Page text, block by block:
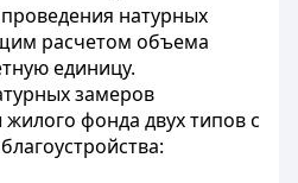
натурных
расчетом объема
единицу.
замеров
фонда двух типов с